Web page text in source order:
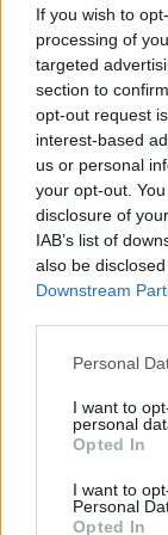
If you wish to
processing of
targeted
section to
opt-out request
interest-based
us or personal
your opt-out.
disclosure of
IAB’s list of
also be
Downstream
Please note
not limited to
grant or deny
use your data
consent section.
Personal
I want to
personal
Opted In
I want to
Personal
Opted In